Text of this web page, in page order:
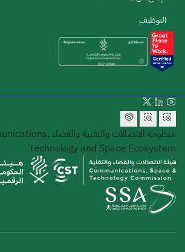
التوظيف
منظومة الاتصالات والتقنية والفضاء
Technology and Space Ecosystem